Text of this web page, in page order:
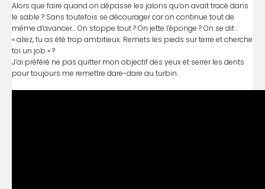
Alors que faire quand on dépasse les jalons qu’on avait tracé dans
le sable ? Sans toutefois se décourager car on continue tout de
même d’avancer… On stoppe tout ? On jette l’éponge ? On se dit :
« allez, tu as été trop ambitieux. Remets les pieds sur terre et cherche
toi un job » ?
J’ai préféré ne pas quitter mon objectif des yeux et serrer les dents
pour toujours me remettre dare-dare au turbin.